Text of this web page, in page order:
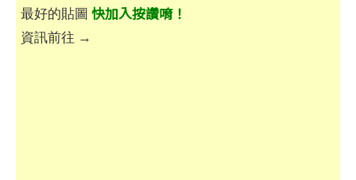
快加入按讚唷！
最好的貼圖
資訊前往 →